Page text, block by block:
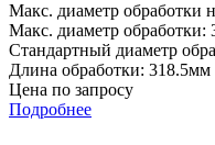
Макс. диаметр обработки
Макс. диаметр обработки:
Стандартный диаметр
Длина обработки: 318.5мм
Цена по запросу
Подробнее